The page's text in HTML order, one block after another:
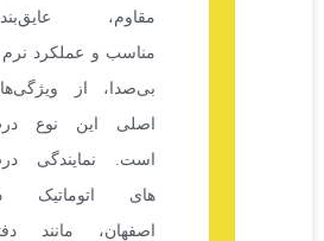
مقاوم، عایق‌بندی
مناسب و عملکرد نرم و
بی‌صدا، از ویژگی‌های
اصلی این نوع درب
است. نمایندگی درب
های اتوماتیک در
اصفهان، مانند دفتر